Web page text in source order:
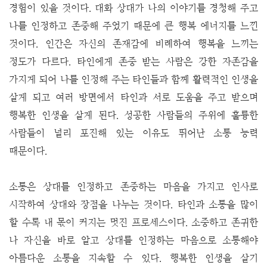
경험이 있을 것이다. 대화 상대가 나의 이야기를 경청해 주고
나를 인정하고 존중해 주었기 때문에 큰 행복 에너지를 느낀
것이다. 인간은 자신의 존재감에 비례하여 행복을 느끼는
정도가 다르다. 타인에게 존중 받는 사람은 강한 자존감을
가지게 되어 나를 인정해 주는 타인들과 함께 활력적인 인생을
살게 되고 여러 방면에서 타인과 서로 도움을 주고 받으며
행복한 인생을 살게 된다. 성공한 사람들의 주위에 훌륭한
사람들이 널리 포진해 있는 이유도 뛰어난 소통 능력
때문이다.
소통은 상대를 인정하고 존중하는 마음을 가지고 인사로
시작하여 상대와 장점을 나누는 것이다. 타인과 소통을 많이
할 수록 내 몫이 커지는 멋진 프로세스이다. 소중하고 존귀한
나 자신을 바로 알고 상대를 인정하는 마음으로 소통해야
아름다운 소통을 지속할 수 있다. 행복한 인생을 살기